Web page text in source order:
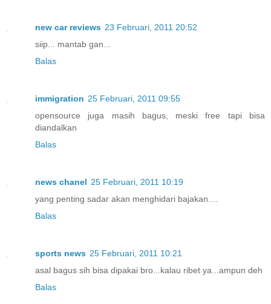
new car reviews 23 Februari, 2011 20:52
siip... mantab gan...
Balas
immigration 25 Februari, 2011 09:55
opensource juga masih bagus, meski free tapi bisa
diandalkan
Balas
news chanel 25 Februari, 2011 10:19
yang penting sadar akan menghidari bajakan....
Balas
sports news 25 Februari, 2011 10:21
asal bagus sih bisa dipakai bro...kalau ribet ya...ampun deh
Balas